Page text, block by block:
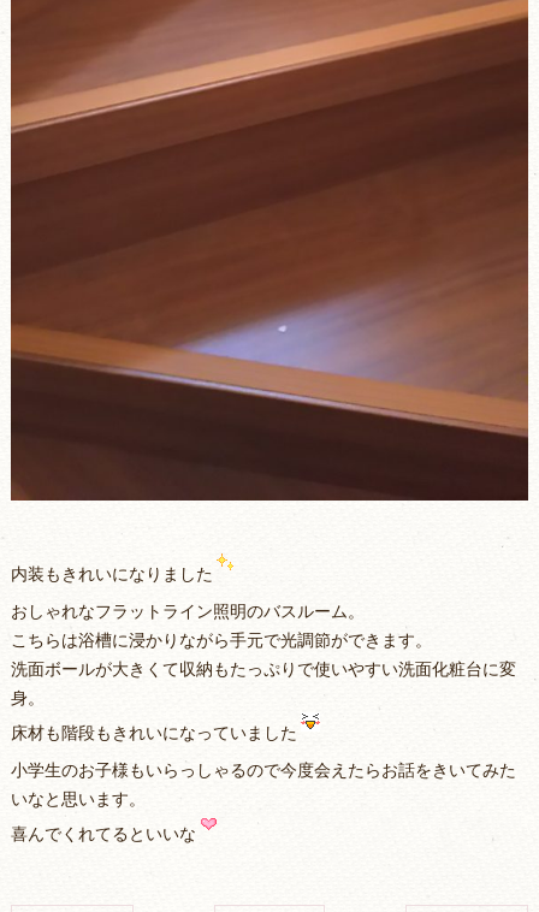
内装もきれいになりました
おしゃれなフラットライン照明のバスルーム。
こちらは浴槽に浸かりながら手元で光調節ができます。
洗面ボールが大きくて収納もたっぷりで使いやすい洗面化粧台に変
身。
床材も階段もきれいになっていました
小学生のお子様もいらっしゃるので今度会えたらお話をきいてみた
いなと思います。
喜んでくれてるといいな